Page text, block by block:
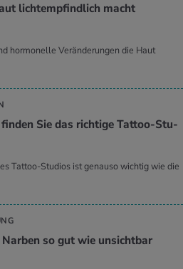
licht­emp­find­lich macht
hormonelle Veränderungen die Haut
Sie das rich­ti­ge Tat­too-Stu­
Tattoo-Studios ist genauso wichtig wie die
Nar­ben so gut wie un­sicht­bar